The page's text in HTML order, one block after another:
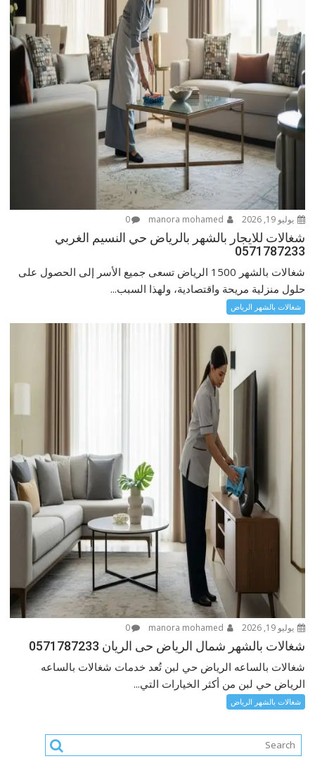
يوليو 19, 2026 0
شغالات للايجار بالشهر بالرياض حي النسيم الغربي
0571787233
شغالات بالشهر 1500 الرياض تسعى جميع الأسر إلى الحصول على
حلول منزلية مريحة واقتصادية، ولهذا السبب...
شغالات بالشهر الرياض
يوليو 19, 2026 0
شغالات بالشهر شمال الرياض حى الريان 0571787233
شغالات بالساعه الرياض حي لبن تُعد خدمات شغالات بالساعه
الرياض حي لبن من أكثر الخيارات التي...
شغالات بالشهر الرياض